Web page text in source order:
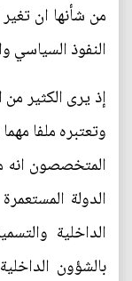
من شأنها ان
النفوذ السياسي
إذ يرى الكثير من
وتعتبره ملفا
المتخصصون انه
الدولة
الداخلية
بالشؤون